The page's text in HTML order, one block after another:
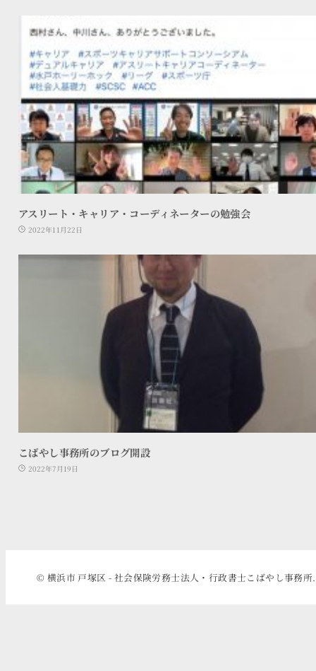
アスリート・キャリア・コーディネーターの勉強会
2022年11月22日
こばやし事務所のブログ開設
2022年7月19日
© 横浜市 戸塚区 - 社会保険労務士法人・行政書士こばやし事務所.